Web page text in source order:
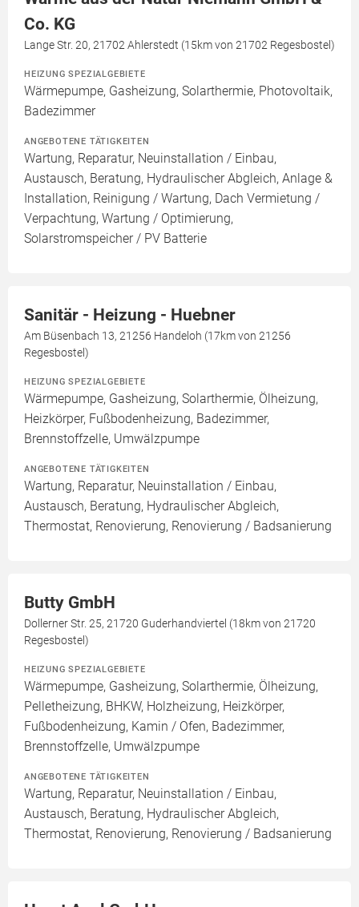
Co. KG
Lange Str. 20, 21702 Ahlerstedt (15km von 21702 Regesbostel)
HEIZUNG SPEZIALGEBIETE
Wärmepumpe, Gasheizung, Solarthermie, Photovoltaik,
Badezimmer
ANGEBOTENE TÄTIGKEITEN
Wartung, Reparatur, Neuinstallation / Einbau,
Austausch, Beratung, Hydraulischer Abgleich, Anlage &
Installation, Reinigung / Wartung, Dach Vermietung /
Verpachtung, Wartung / Optimierung,
Solarstromspeicher / PV Batterie
Sanitär - Heizung - Huebner
Am Büsenbach 13, 21256 Handeloh (17km von 21256
Regesbostel)
HEIZUNG SPEZIALGEBIETE
Wärmepumpe, Gasheizung, Solarthermie, Ölheizung,
Heizkörper, Fußbodenheizung, Badezimmer,
Brennstoffzelle, Umwälzpumpe
ANGEBOTENE TÄTIGKEITEN
Wartung, Reparatur, Neuinstallation / Einbau,
Austausch, Beratung, Hydraulischer Abgleich,
Thermostat, Renovierung, Renovierung / Badsanierung
Butty GmbH
Dollerner Str. 25, 21720 Guderhandviertel (18km von 21720
Regesbostel)
HEIZUNG SPEZIALGEBIETE
Wärmepumpe, Gasheizung, Solarthermie, Ölheizung,
Pelletheizung, BHKW, Holzheizung, Heizkörper,
Fußbodenheizung, Kamin / Ofen, Badezimmer,
Brennstoffzelle, Umwälzpumpe
ANGEBOTENE TÄTIGKEITEN
Wartung, Reparatur, Neuinstallation / Einbau,
Austausch, Beratung, Hydraulischer Abgleich,
Thermostat, Renovierung, Renovierung / Badsanierung